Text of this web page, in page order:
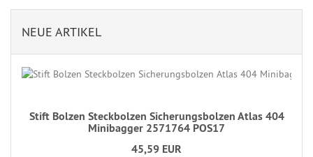
NEUE ARTIKEL
Stift Bolzen Steckbolzen Sicherungsbolzen Atlas 404
Minibagger 2571764 POS17
45,59 EUR